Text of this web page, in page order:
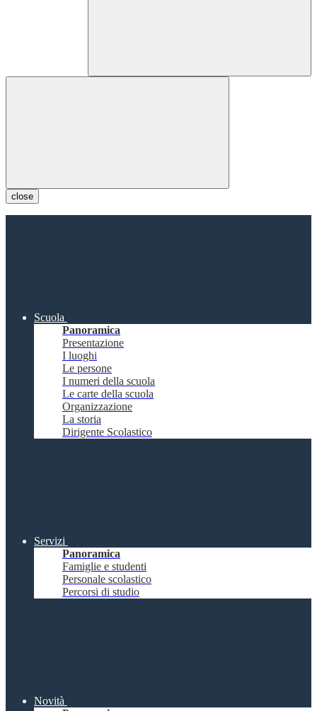
close
Scuola
Panoramica
Presentazione
I luoghi
Le persone
I numeri della scuola
Le carte della scuola
Organizzazione
La storia
Dirigente Scolastico
Servizi
Panoramica
Famiglie e studenti
Personale scolastico
Percorsi di studio
Novità